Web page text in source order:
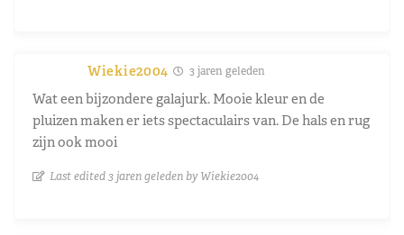
Wiekie2004 3 jaren geleden
Wat een bijzondere galajurk. Mooie kleur en de
pluizen maken er iets spectaculairs van. De hals en rug
zijn ook mooi
Last edited 3 jaren geleden by Wiekie2004